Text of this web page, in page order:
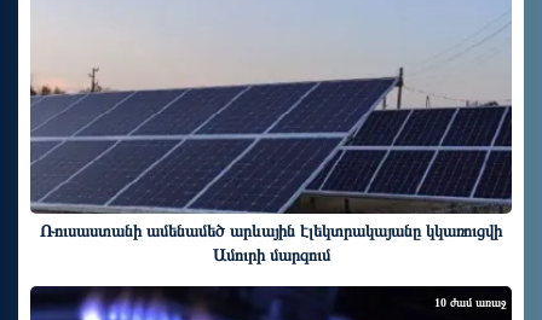
Ռուսաստանի ամենամեծ արևային էլեկտրակայանը կկառուցվի
Ամուրի մարզում
10 ժամ առաջ